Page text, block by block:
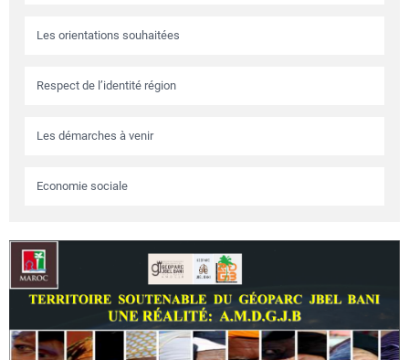
Les orientations souhaitées
Respect de l’identité région
Les démarches à venir
Economie sociale